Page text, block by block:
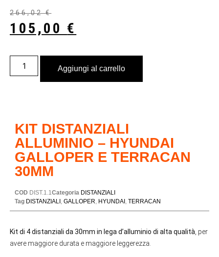
266,02€
105,00 €
Aggiungi al carrello
KIT DISTANZIALI
ALLUMINIO – HYUNDAI
GALLOPER E TERRACAN
30MM
COD DIST.1.1Categoria DISTANZIALI
Tag DISTANZIALI , GALLOPER, HYUNDAI , TERRACAN
Kit di 4 distanziali da 30mm in lega d’alluminio di alta qualità , per
avere maggiore durata e maggiore leggerezza.